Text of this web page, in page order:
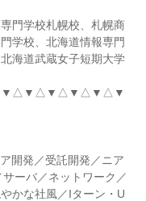
門学校札幌校、札幌商
学校、北海道情報専門
海道武蔵女子短期大学
開発／受託開発／ニア
ーバ／ネットワーク／
かな社風／Iターン・U